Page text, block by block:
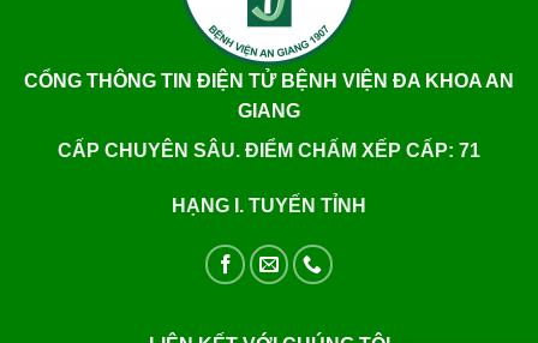
CỔNG THÔNG TIN ĐIỆN TỬ BỆNH VIỆN ĐA KHOA AN
GIANG
CẤP CHUYÊN SÂU. ĐIỂM CHẤM XẾP CẤP: 71
HẠNG I. TUYẾN TỈNH